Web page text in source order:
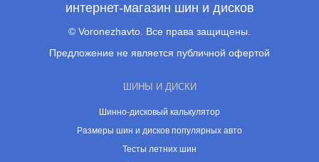
интернет-магазин шин и дисков
© Voronezhavto. Все права защищены.
Предложение не является публичной офертой
ШИНЫ И ДИСКИ
Шинно-дисковый калькулятор
Размеры шин и дисков популярных авто
Тесты летних шин